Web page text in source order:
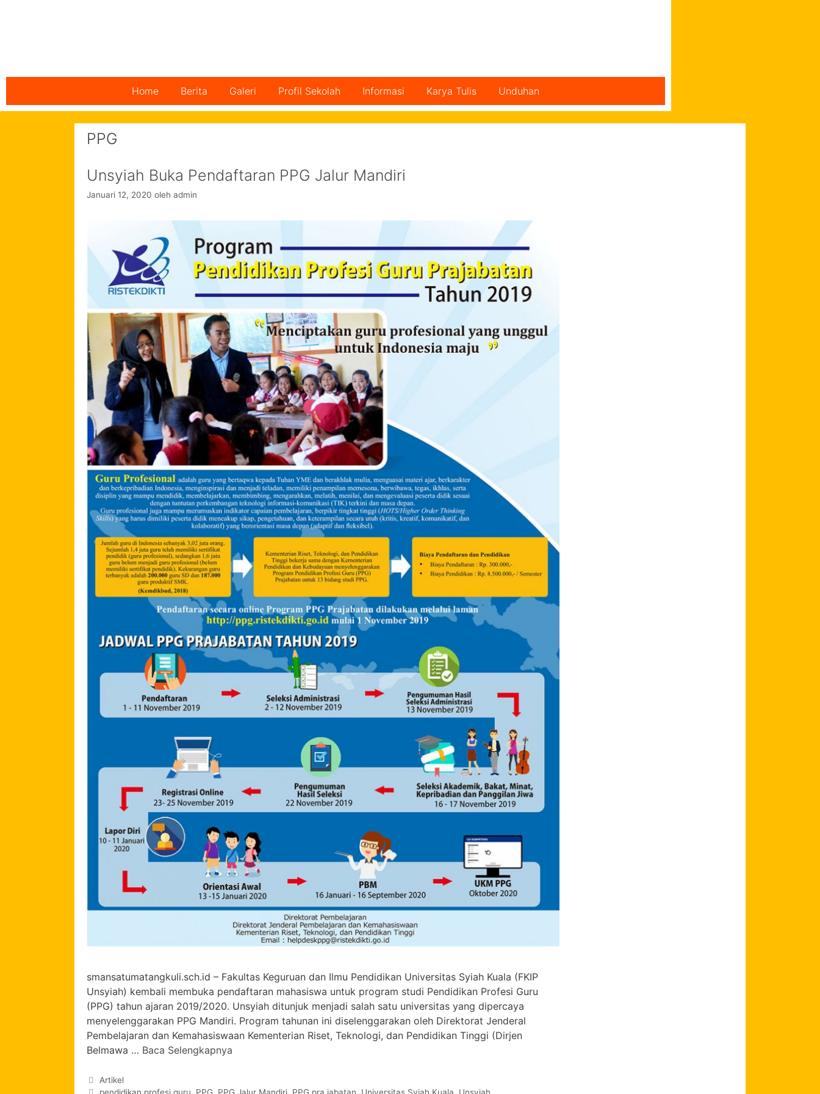
Home Berita Galeri Profil Sekolah Informasi Karya Tulis Unduhan
PPG
Unsyiah Buka Pendaftaran PPG Jalur Mandiri
Januari 12, 2020 oleh admin
smansatumatangkuli.sch.id – Fakultas Keguruan dan Ilmu Pendidikan Universitas Syiah Kuala (FKIP
Unsyiah) kembali membuka pendaftaran mahasiswa untuk program studi Pendidikan Profesi Guru
(PPG) tahun ajaran 2019/2020. Unsyiah ditunjuk menjadi salah satu universitas yang dipercaya
menyelenggarakan PPG Mandiri. Program tahunan ini diselenggarakan oleh Direktorat Jenderal
Pembelajaran dan Kemahasiswaan Kementerian Riset, Teknologi, dan Pendidikan Tinggi (Dirjen
Belmawa … Baca Selengkapnya
Artikel